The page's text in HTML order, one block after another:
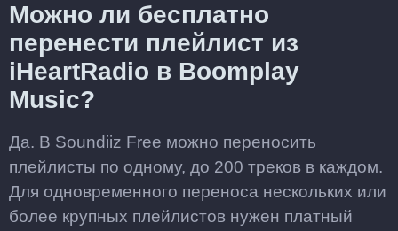
Можно ли бесплатно
перенести плейлист из
iHeartRadio в Boomplay
Music?
Да. В Soundiiz Free можно переносить
плейлисты по одному, до 200 треков в каждом.
Для одновременного переноса нескольких или
более крупных плейлистов нужен платный